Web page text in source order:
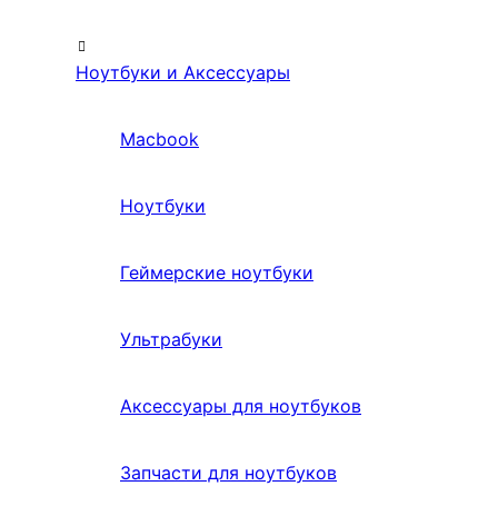
Ноутбуки и Аксессуары
Macbook
Ноутбуки
Геймерские ноутбуки
Ультрабуки
Аксессуары для ноутбуков
Запчасти для ноутбуков